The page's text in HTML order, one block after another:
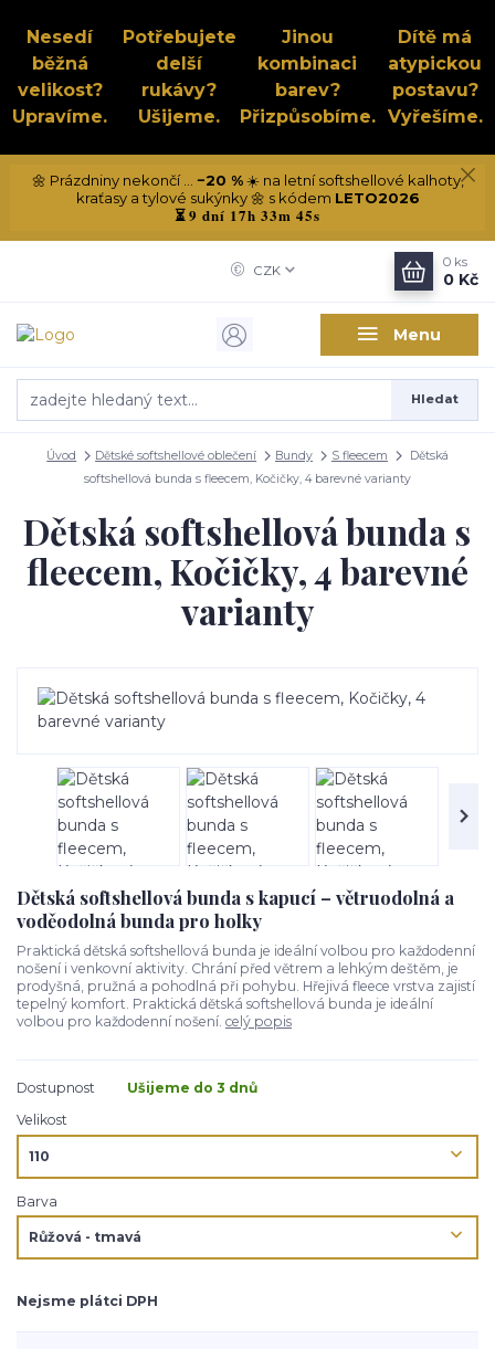
Nesedí
běžná
velikost?
Upravíme.
Potřebujete
delší
rukávy?
Ušijeme.
Jinou
kombinaci
barev?
Přizpůsobíme.
Dítě má
atypickou
postavu?
Vyřešíme.
🌼 Prázdniny nekončí ... −20 %☀️ na letní softshellové kalhoty,
kraťasy a tylové sukýnky 🌼 s kódem LETO2026
⏳9 dní 17h 33m 45s
Menu
CZK
Hledat
0 ks
0 Kč
Úvod Dětské softshellové oblečení Bundy S fleecem
Dětská
softshellová bunda s fleecem, Kočičky, 4 barevné varianty
Dětská softshellová bunda s
fleecem, Kočičky, 4 barevné
varianty
Dětská softshellová bunda s kapucí – větruodolná a
voděodolná bunda pro holky
Praktická dětská softshellová bunda je ideální volbou pro každodenní
nošení i venkovní aktivity. Chrání před větrem a lehkým deštěm, je
prodyšná, pružná a pohodlná při pohybu. Hřejivá fleece vrstva zajistí
tepelný komfort. Praktická dětská softshellová bunda je ideální
volbou pro každodenní nošení. celý popis
Dostupnost
Ušijeme do 3 dnů
Velikost
Barva
Nejsme plátci DPH